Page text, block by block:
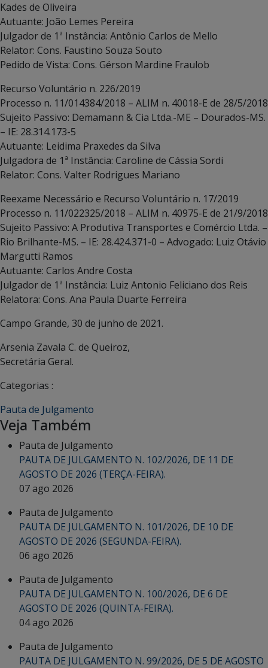
Kades de Oliveira
Autuante: João Lemes Pereira
Julgador de 1ª Instância: Antônio Carlos de Mello
Relator: Cons. Faustino Souza Souto
Pedido de Vista: Cons. Gérson Mardine Fraulob
Recurso Voluntário n. 226/2019
Processo n. 11/014384/2018 – ALIM n. 40018-E de 28/5/2018
Sujeito Passivo: Demamann & Cia Ltda.-ME – Dourados-MS.
– IE: 28.314.173-5
Autuante: Leidima Praxedes da Silva
Julgadora de 1ª Instância: Caroline de Cássia Sordi
Relator: Cons. Valter Rodrigues Mariano
Reexame Necessário e Recurso Voluntário n. 17/2019
Processo n. 11/022325/2018 – ALIM n. 40975-E de 21/9/2018
Sujeito Passivo: A Produtiva Transportes e Comércio Ltda. –
Rio Brilhante-MS. – IE: 28.424.371-0 – Advogado: Luiz Otávio
Margutti Ramos
Autuante: Carlos Andre Costa
Julgador de 1ª Instância: Luiz Antonio Feliciano dos Reis
Relatora: Cons. Ana Paula Duarte Ferreira
Campo Grande, 30 de junho de 2021.
Arsenia Zavala C. de Queiroz,
Secretária Geral.
Categorias :
Pauta de Julgamento
Veja Também
Pauta de Julgamento
PAUTA DE JULGAMENTO N. 102/2026, DE 11 DE
AGOSTO DE 2026 (TERÇA-FEIRA).
07 ago 2026
Pauta de Julgamento
PAUTA DE JULGAMENTO N. 101/2026, DE 10 DE
AGOSTO DE 2026 (SEGUNDA-FEIRA).
06 ago 2026
Pauta de Julgamento
PAUTA DE JULGAMENTO N. 100/2026, DE 6 DE
AGOSTO DE 2026 (QUINTA-FEIRA).
04 ago 2026
Pauta de Julgamento
PAUTA DE JULGAMENTO N. 99/2026, DE 5 DE AGOSTO